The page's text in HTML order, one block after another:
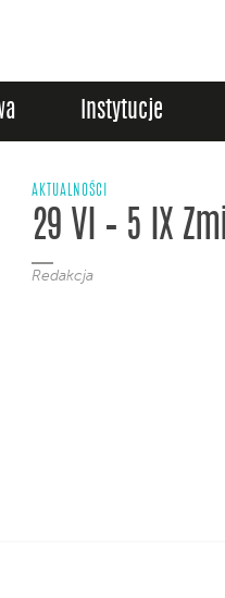
Instytucje
AKTUALNOŚCI
29 VI – 5 IX
Redakcja